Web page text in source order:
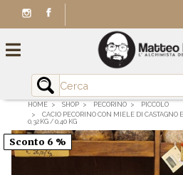
HOME SHOP PECORINO
PICCOLO
CACIO PECORINO CON MIELE DI CASTAGNO
0,32KG / 0,40 KG
Sconto 6 %